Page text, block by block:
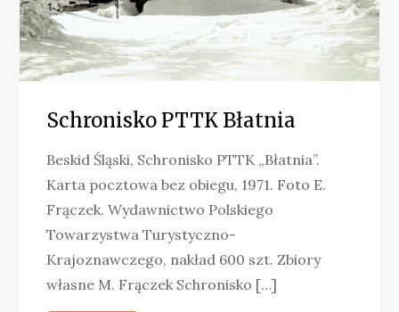
Schronisko PTTK Błatnia
Beskid Śląski, Schronisko PTTK „Błatnia”.
Karta pocztowa bez obiegu, 1971. Foto E.
Frączek. Wydawnictwo Polskiego
Towarzystwa Turystyczno-
Krajoznawczego, nakład 600 szt. Zbiory
własne M. Frączek Schronisko […]